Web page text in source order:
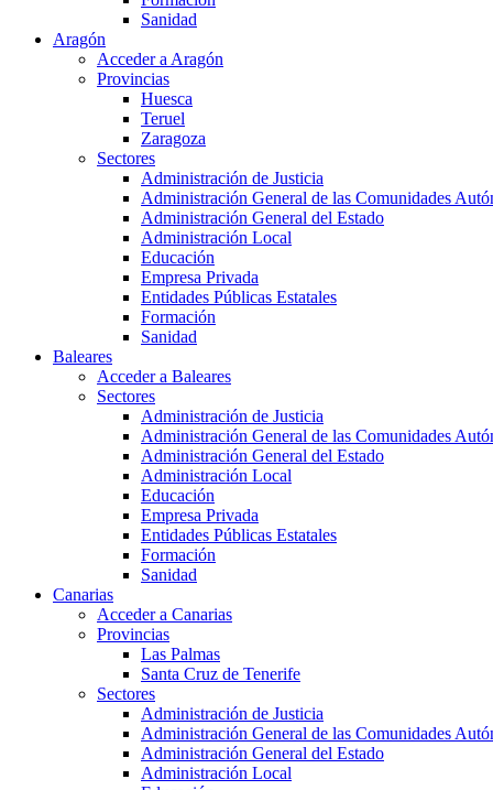
Sanidad
Aragón
Acceder a Aragón
Provincias
Huesca
Teruel
Zaragoza
Sectores
Administración de Justicia
Administración General de las Comunidades
Administración General del Estado
Administración Local
Educación
Empresa Privada
Entidades Públicas Estatales
Formación
Sanidad
Baleares
Acceder a Baleares
Sectores
Administración de Justicia
Administración General de las Comunidades
Administración General del Estado
Administración Local
Educación
Empresa Privada
Entidades Públicas Estatales
Formación
Sanidad
Canarias
Acceder a Canarias
Provincias
Las Palmas
Santa Cruz de Tenerife
Sectores
Administración de Justicia
Administración General de las Comunidades
Administración General del Estado
Administración Local